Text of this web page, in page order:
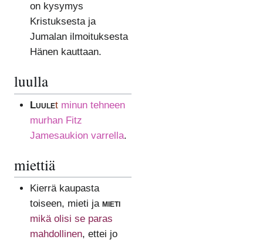
on kysymys
Kristuksesta ja
Jumalan ilmoituksesta
Hänen kauttaan.
luulla
Luulet minun tehneen
murhan Fitz
Jamesaukion varrella.
miettiä
Kierrä kaupasta
toiseen, mieti ja mieti
mikä olisi se paras
mahdollinen, ettei jo